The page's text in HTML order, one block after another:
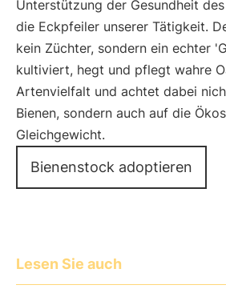
Unterstützung der Gesundheit
die Eckpfeiler unserer Tätigkeit.
kein Züchter, sondern ein echter
kultiviert, hegt und pflegt wahre
Artenvielfalt und achtet dabei
Bienen, sondern auch auf die
Gleichgewicht.
Bienenstock adoptieren
Lesen Sie auch